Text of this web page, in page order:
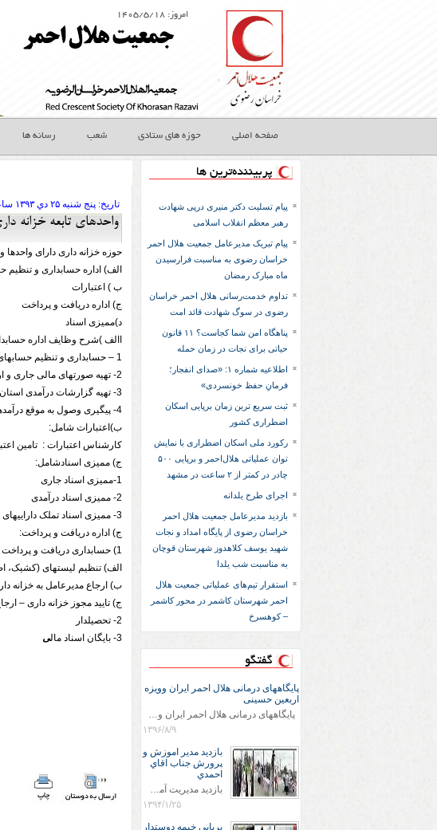
امروز: ۱۴۰۵/۵/۱۸
صفحه اصلی حوزه های ستادی شعب رسانه ها
پربیننده‌ترین ها
پیام تسلیت دکتر منیری درپی شهادت
رهبر معظم انقلاب اسلامی
پیام تبریک مدیرعامل جمعیت هلال احمر
خراسان رضوی به مناسبت فرارسیدن
ماه مبارک رمضان
تداوم خدمت‌رسانی هلال احمر خراسان
رضوی در سوگ شهادت قائد امت
پناهگاه امن شما کجاست؟ ۱۱ قانون
حیاتی برای نجات در زمان حمله
اطلاعیه شماره ۱: «صدای انفجار؛
فرمانِ حفظ خونسردی»
ثبت سریع‌ ترین زمان برپایی اسکان
اضطراری کشور
رکورد ملی اسکان اضطراری با نمایش
توان عملیاتی هلال‌احمر و برپایی ۵۰۰
چادر در کمتر از ۲ ساعت در مشهد
اجرای طرح یلدانه
بازدید مدیرعامل جمعیت هلال احمر
خراسان رضوی از پایگاه امداد و نجات
شهید یوسف کلاهدوز شهرستان قوچان
به مناسبت شب یلدا
استقرار تیم‌های عملیاتی جمعیت هلال
احمر شهرستان کاشمر در محور کاشمر
– کوهسرخ
گفتگو
پایگاههای درمانی هلال احمر ایران وویزه
اربعین حسینی
پایگاههای درمانی هلال احمر ایران وویزه اربعین حسینی
۱۳۹۶/۸/۹
بازديد مدير اموزش و
پرورش جناب اقاي
احمدي
بازديد مديريت آموزش و پروش جناب اقاي احمدي به همراه اعضاي ستاد اسكان آموزش و پروش شهرستان سرخس در ساعت 11:30 در مورخه 11/1/1394 صورت گرفت و مسئولین با حضور در پست مسافرين نوروزی كه جمعیت هلال احمر شهرستان از نزدیک در جریان روند اجرای طرح های قرار گرفتند .
۱۳۹۴/۱/۲۵
برپايي خيمه دوستدار
تاريخ: ۱۳۹۳ پنج شنبه ۲۵ دي
واحدهای تابعه خزانه
حوزه خزانه داری دارای واحدها
الف) اداره حسابداری و تنظیم
ب ) اعتبارات
ج) اداره دریافت و پرداخت
د)ممیزی اسناد
االف )شرح وظایف اداره
1 – حسابداری و تنظیم حسابهای اعتبارات تملک داراییهای ملی و استانی و اعتبارات بودجه اختصاصی و بودجه درآمد داخلی
2- تهیه صورتهای مالی جاری و ارائه آن به خزانه داری کل و مجمع استان
3- تهیه گزارشات درآمدی استان و ارسال به جمعیت مرکز
4- پیگیری وصول به موقع درآمدها
ب)اعتبارات شامل:
کارشناس اعتبارات : تامین
ج) ممیزی اسنادشامل:
1-ممیزی اسناد جاری
2- ممیزی اسناد درآمدی
3- ممیزی اسناد تملک داراییهای سرمایه ای (عمرانی و خرید تجهیزات)
ج) اداره دریافت و پرداخت:
1) حسابداری دریافت و پرداخت که مراحل آن به شرح ذیل می باشد:
الف) تنظیم لیستهای (کشیک،
ب) ارجاع مدیرعامل به خزانه
ج) تایید مجوز خزانه داری –
2- تحصیلدار
3- بایگان اسناد مال
ی